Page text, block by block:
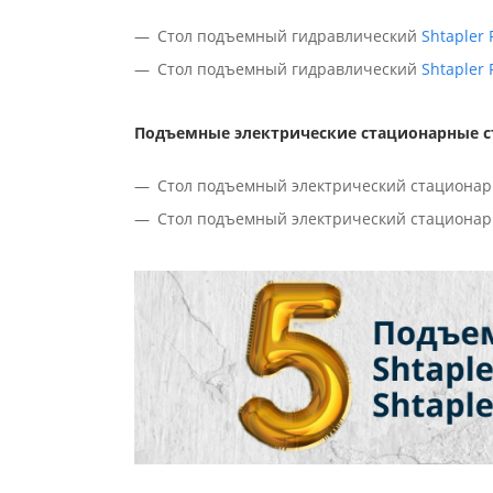
Стол подъемный гидравлический Shtapler
Стол подъемный гидравлический Shtapler
Подъемные электрические стационарные
Стол подъемный электрический
Стол подъемный электрический